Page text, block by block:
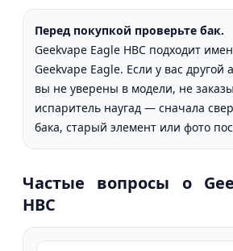
Перед покупкой проверьте бак.
Geekvape Eagle HBC подходит
Geekvape Eagle. Если у вас другой
вы не уверены в модели, не
испаритель наугад — сначала
бака, старый элемент или фото
Частые вопросы о
HBC